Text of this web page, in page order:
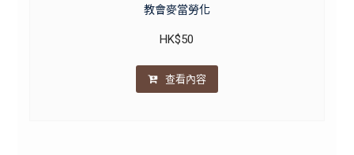
教會麥當勞化
HK$50
查看內容